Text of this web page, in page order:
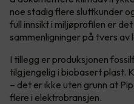
noe stadig flere sluttkunder
full innsikt i miljøprofilen er
sammenligninger på tvers av
I tillegg er produksjonen
tilgjengelig i biobasert plast.
– det er ikke uten grunn at
flere i elektrobransjen.